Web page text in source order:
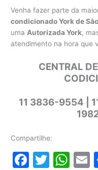
Venha fazer parte da
condicionado York de
uma Autorizada York,
atendimento na hora que
CENTRAL
11 3836-9554 |
Compartilhe:
F
T
W